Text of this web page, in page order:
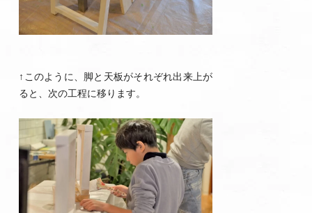
↑このように、脚と天板がそれぞれ出来上が
ると、次の工程に移ります。